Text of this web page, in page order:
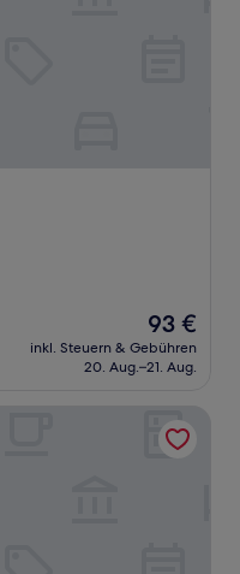
Der
Preis
beträgt
93 €
inkl. Steuern & Gebühren
20. Aug.–21. Aug.